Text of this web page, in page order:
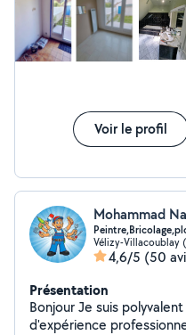
accompagnons avec
hauteur de vos attentes.
Voir le profil
Mohammad
Vélizy-Villacoublay
4,6/5 (50
Présentation
Bonjour Je suis polyvalent en bâtiment. J'ai 10 ans
d'expérience